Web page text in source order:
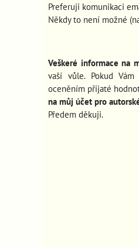
Preferuji komunikaci
Někdy to není možné
Veškeré informace na
vaší vůle. Pokud
oceněním přijaté
na můj účet pro
Předem děkuji.